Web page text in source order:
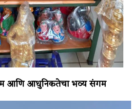
आणि आधुनिकतेचा भव्य संगम